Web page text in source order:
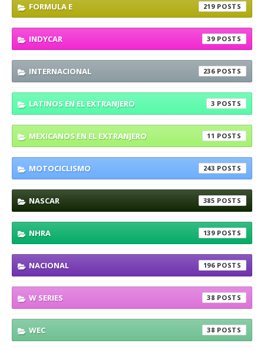
FORMULA E 219
INDYCAR 39
INTERNACIONAL 236
LATINOS EN EL EXTRANJERO 3
MEXICANOS EN EL EXTRANJERO 11
MOTOCICLISMO 243
NASCAR 385
NHRA 139
NACIONAL 196
W SERIES 38
WEC 38